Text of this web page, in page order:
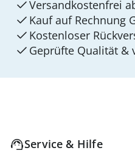
Versandkostenfrei
Kauf auf Rechnung
Kostenloser
Geprüfte Qualität &
Service & Hilfe